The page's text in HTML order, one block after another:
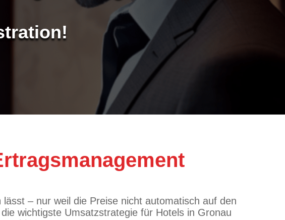
– nur weil die Preise nicht automatisch auf den
wichtigste Umsatzstrategie für Hotels in Gronau